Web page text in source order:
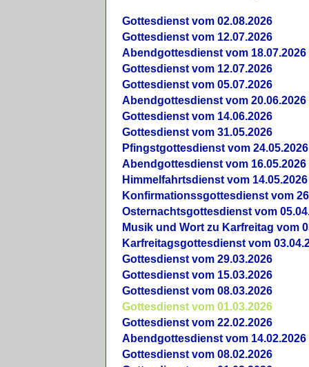
Gottesdienst vom 02.08.2026
Gottesdienst vom 12.07.2026
Abendgottesdienst vom 18.07.2026
Gottesdienst vom 12.07.2026
Gottesdienst vom 05.07.2026
Abendgottesdienst vom 20.06.2026
Gottesdienst vom 14.06.2026
Gottesdienst vom 31.05.2026
Pfingstgottesdienst vom 24.05.2026
Abendgottesdienst vom 16.05.2026
Himmelfahrtsdienst vom 14.05.2026
Konfirmationssgottesdienst vom
Osternachtsgottesdienst vom
Musik und Wort zu Karfreitag vom
Karfreitagsgottesdienst vom
Gottesdienst vom 29.03.2026
Gottesdienst vom 15.03.2026
Gottesdienst vom 08.03.2026
Gottesdienst vom 01.03.2026
Gottesdienst vom 22.02.2026
Abendgottesdienst vom 14.02.2026
Gottesdienst vom 08.02.2026